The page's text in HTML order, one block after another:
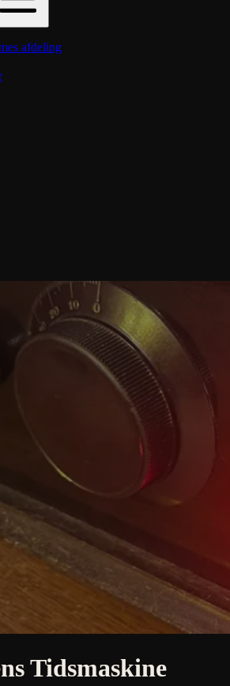
afdeling
Tidsmaskine